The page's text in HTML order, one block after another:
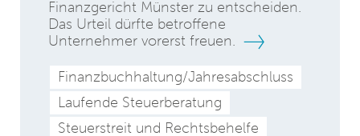
Finanzgericht Münster zu entscheiden.
Das Urteil dürfte betroffene
Unternehmer vorerst freuen.
Finanzbuchhaltung/Jahresabschluss
Laufende Steuerberatung
Steuerstreit und Rechtsbehelfe